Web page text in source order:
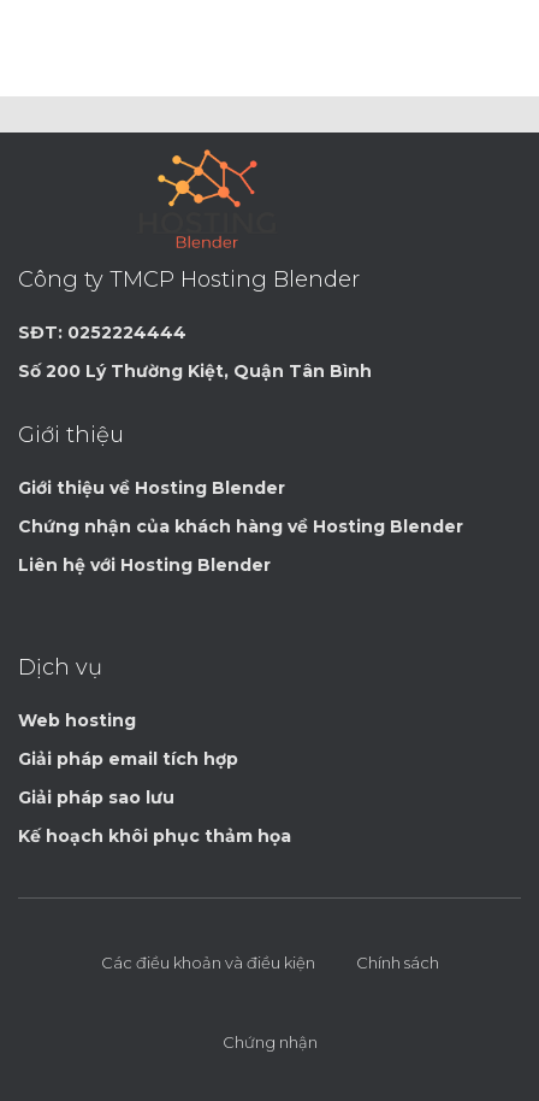
Công ty TMCP Hosting Blender
SĐT: 0252224444
Số 200 Lý Thường Kiệt, Quận Tân Bình
Giới thiệu
Giới thiệu về Hosting Blender
Chứng nhận của khách hàng về Hosting Blender
Liên hệ với Hosting Blender
Dịch vụ
Web hosting
Giải pháp email tích hợp
Giải pháp sao lưu
Kế hoạch khôi phục thảm họa
Các điều khoản và điều kiện Chính sách
Chứng nhận